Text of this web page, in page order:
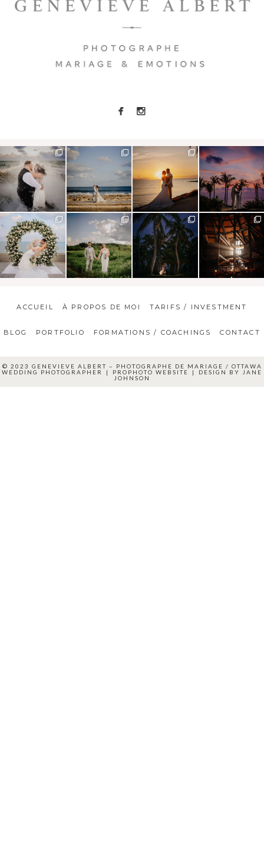
ACCUEIL À PROPOS DE MOI TARIFS / INVESTMENT
BLOG PORTFOLIO FORMATIONS / COACHINGS CONTACT
© 2023 GENEVIEVE ALBERT – PHOTOGRAPHE DE MARIAGE / OTTAWA
WEDDING PHOTOGRAPHER
| PROPHOTO WEBSITE | DESIGN BY
JANE
JOHNSON